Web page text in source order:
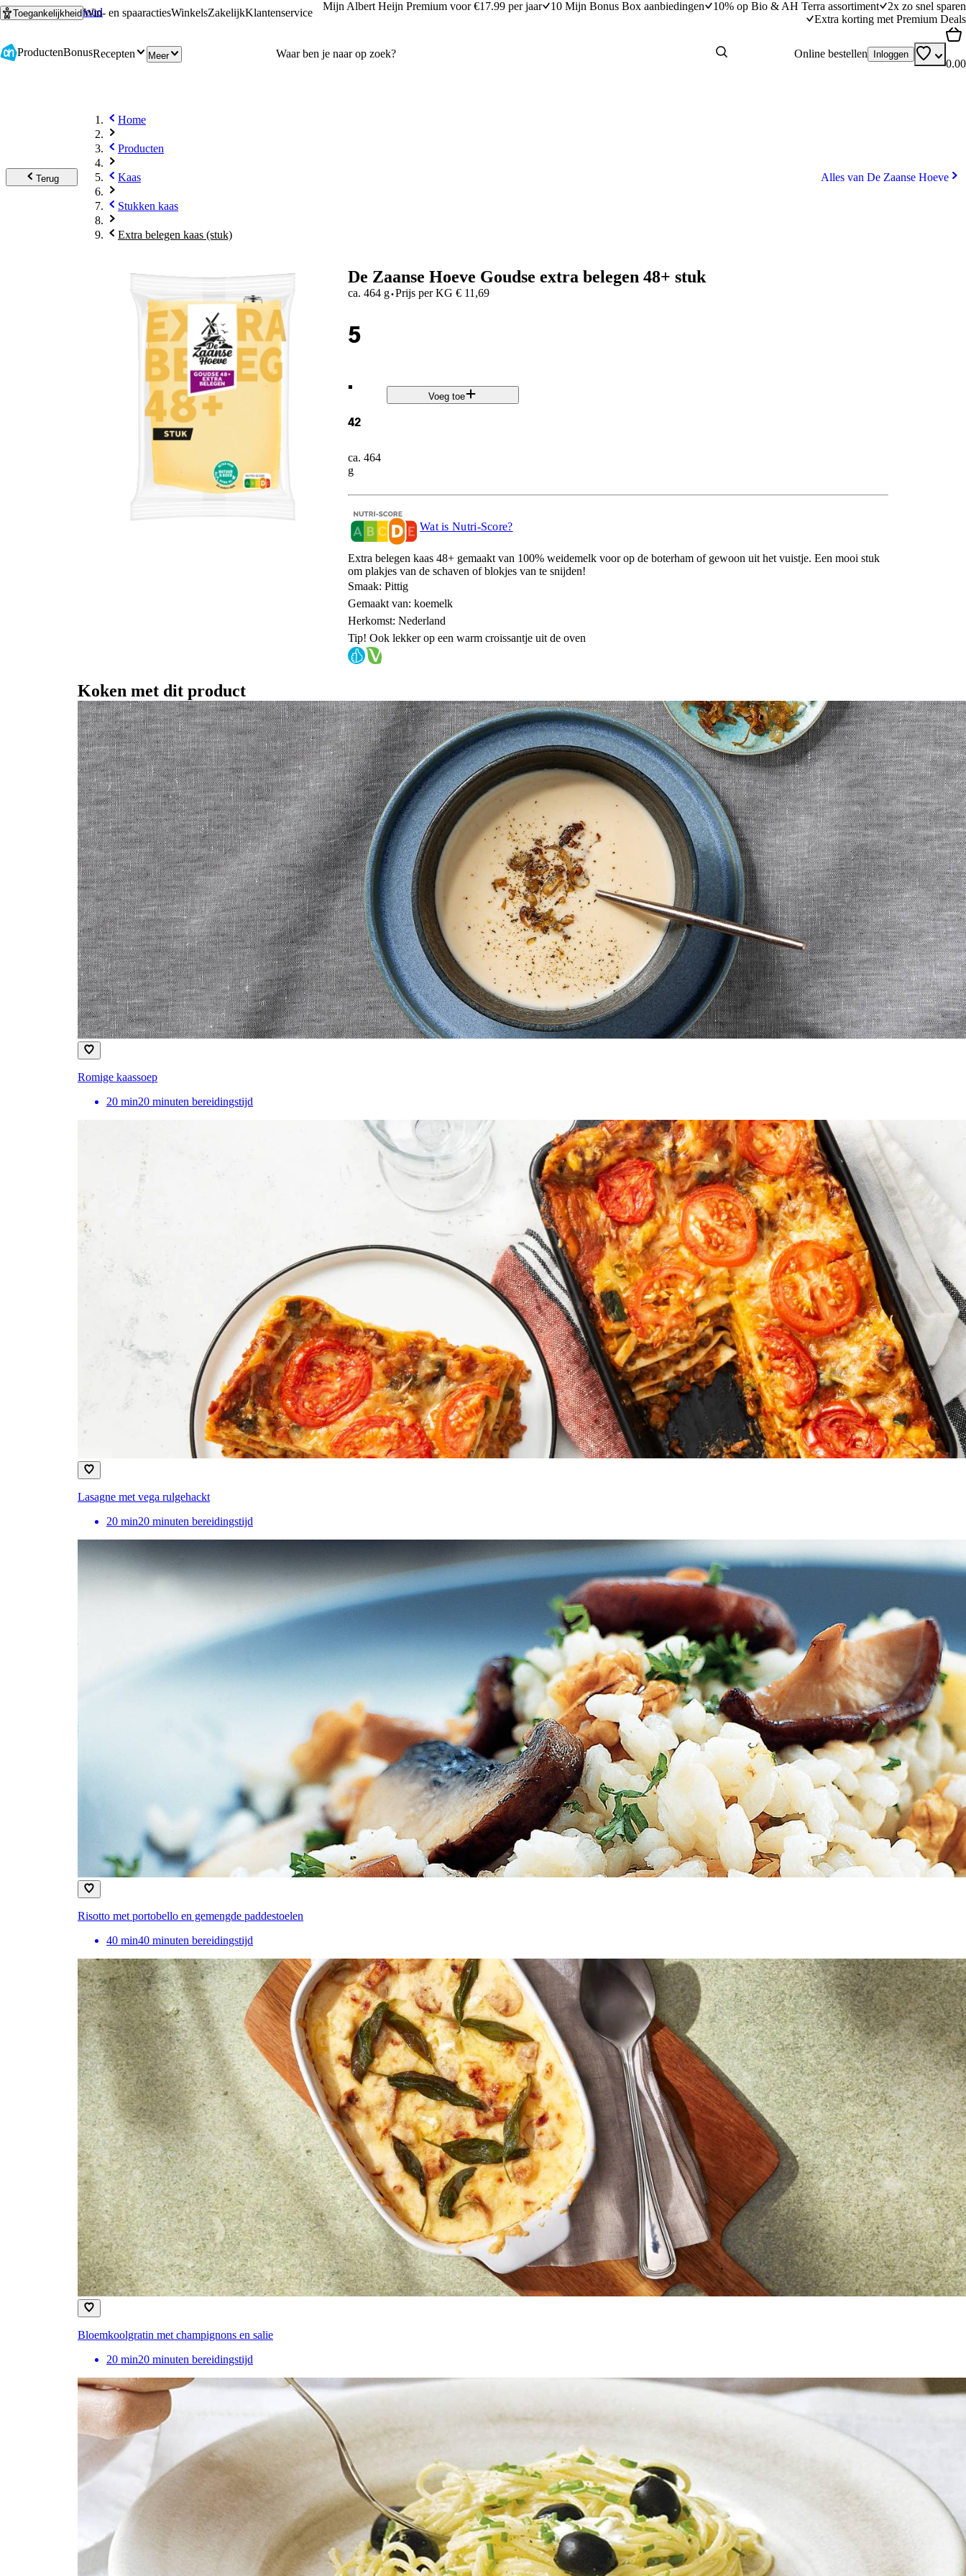
Ga naar hoofdinhoud
Ga naar zoeken
ToegankelijkheidWin- en spaaractiesWinkelsZakelijkKlantenservice
Mijn Albert Heijn Premium voor €17.99 per jaar 10 Mijn Bonus Box aanbiedingen 10% op Bio & AH Terra assortiment
2x zo snel sparen
Extra korting met Premium Deals
ProductenBonusRecepten Meer Online bestellen Inloggen
0.00
Terug
Home
Producten
Kaas
Stukken kaas
Extra belegen kaas (stuk)
Alles van De Zaanse Hoeve
De Zaanse Hoeve Goudse extra belegen 48+ stuk
ca. 464 g·Prijs per KG € 11,69
5
.
42
ca. 464
g
Voeg toe
Wat is Nutri-Score?
Extra belegen kaas 48+ gemaakt van 100% weidemelk voor op de boterham of gewoon uit het vuistje. Een mooi stuk
om plakjes van de schaven of blokjes van te snijden!​
Smaak: Pittig​
Gemaakt van: koemelk​
Herkomst: Nederland​
Tip! Ook lekker op een warm croissantje uit de oven​
Koken met dit product
Romige kaassoep
20 min20 minuten bereidingstijd
Lasagne met vega rulgehackt
20 min20 minuten bereidingstijd
Risotto met portobello en gemengde paddestoelen
40 min40 minuten bereidingstijd
Bloemkoolgratin met champignons en salie
20 min20 minuten bereidingstijd